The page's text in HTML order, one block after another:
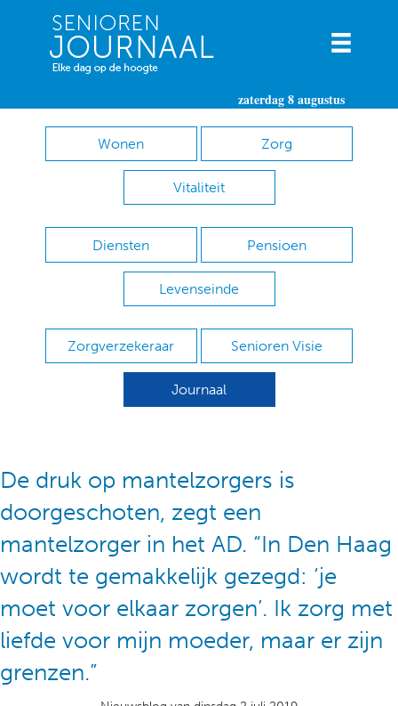
zaterdag 8 augustus
Wonen Zorg
Vitaliteit
Diensten Pensioen
Levenseinde
Zorgverzekeraar Senioren Visie
Journaal
De druk op mantelzorgers is
doorgeschoten, zegt een
mantelzorger in het AD. “In Den Haag
wordt te gemakkelijk gezegd: ‘je
moet voor elkaar zorgen’. Ik zorg met
liefde voor mijn moeder, maar er zijn
grenzen.”